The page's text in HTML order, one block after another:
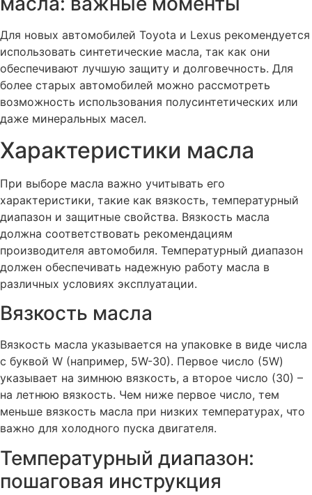
Для новых автомобилей Toyota и Lexus рекомендуется
использовать синтетические масла, так как они
обеспечивают лучшую защиту и долговечность. Для
более старых автомобилей можно рассмотреть
возможность использования полусинтетических или
даже минеральных масел.
Характеристики масла
При выборе масла важно учитывать его
характеристики, такие как вязкость, температурный
диапазон и защитные свойства. Вязкость масла
должна соответствовать рекомендациям
производителя автомобиля. Температурный диапазон
должен обеспечивать надежную работу масла в
различных условиях эксплуатации.
Вязкость масла
Вязкость масла указывается на упаковке в виде числа
с буквой W (например, 5W-30). Первое число (5W)
указывает на зимнюю вязкость, а второе число (30) –
на летнюю вязкость. Чем ниже первое число, тем
меньше вязкость масла при низких температурах, что
важно для холодного пуска двигателя.
Температурный диапазон:
пошаговая инструкция